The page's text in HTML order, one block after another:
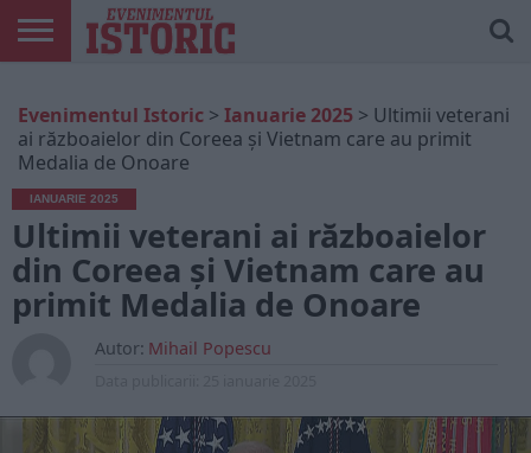
ONLINE
EDIȚII
TIPĂRITE
ISTORIC
PLAY
CONTUL
MEU
Evenimentul Istoric > Ianuarie 2025 > Ultimii veterani
ai războaielor din Coreea și Vietnam care au primit
Medalia de Onoare
IANUARIE 2025
Ultimii veterani ai războaielor
din Coreea și Vietnam care au
primit Medalia de Onoare
Autor: Mihail Popescu